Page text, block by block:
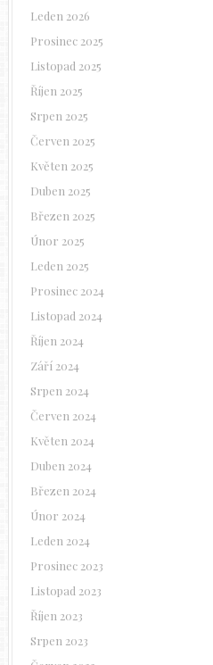
Leden 2026
Prosinec 2025
Listopad 2025
Říjen 2025
Srpen 2025
Červen 2025
Květen 2025
Duben 2025
Březen 2025
Únor 2025
Leden 2025
Prosinec 2024
Listopad 2024
Říjen 2024
Září 2024
Srpen 2024
Červen 2024
Květen 2024
Duben 2024
Březen 2024
Únor 2024
Leden 2024
Prosinec 2023
Listopad 2023
Říjen 2023
Srpen 2023